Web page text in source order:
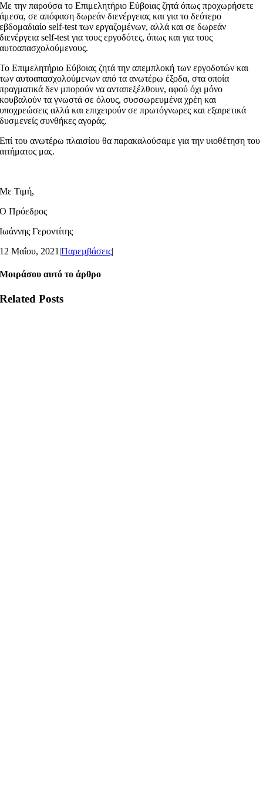
Με την παρούσα το Επιμελητήριο Εύβοιας ζητά όπως προχωρήσετε
άμεσα, σε απόφαση δωρεάν διενέργειας και για το δεύτερο
εβδομαδιαίο self-test των εργαζομένων, αλλά και σε δωρεάν
διενέργεια self-test για τους εργοδότες, όπως και για τους
αυτοαπασχολούμενους.
Το Επιμελητήριο Εύβοιας ζητά την απεμπλοκή των εργοδοτών και
των αυτοαπασχολούμενων από τα ανωτέρω έξοδα, στα οποία
πραγματικά δεν μπορούν να ανταπεξέλθουν, αφού όχι μόνο
κουβαλούν τα γνωστά σε όλους, συσσωρευμένα χρέη και
υποχρεώσεις αλλά και επιχειρούν σε πρωτόγνωρες και εξαιρετικά
δυσμενείς συνθήκες αγοράς.
Επί του ανωτέρω πλαισίου θα παρακαλούσαμε για την υιοθέτηση του
αιτήματος μας.
Με Τιμή,
Ο Πρόεδρος
Ιωάννης Γεροντίτης
12 Μαΐου, 2021 |Παρεμβάσεις|
Μοιράσου αυτό το άρθρο
Related Posts